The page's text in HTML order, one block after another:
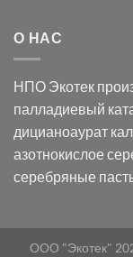
в
О НАС
НПО Экотек
палладиевый
дицианоаурат
азотнокислое
серебряные
ООО "Экотек"